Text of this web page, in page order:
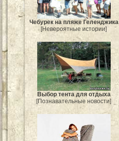
Чебурек на пляже Геленджика
[Невероятные истории]
Выбор тента для отдыха
[Познавательные новости]